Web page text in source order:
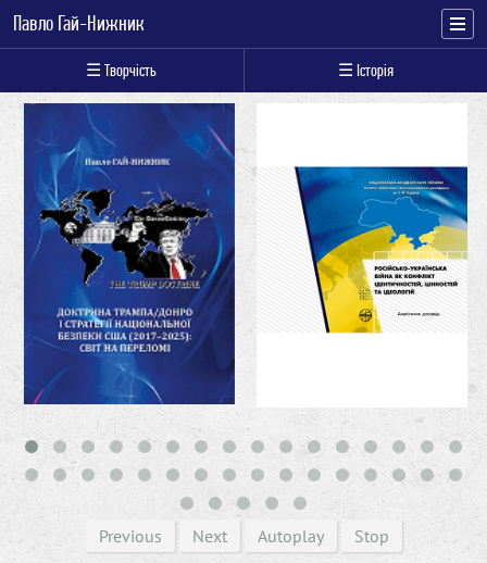
Павло Гай-Нижник
☰ Творчість ☰ Історія
Previous Next Autoplay Stop